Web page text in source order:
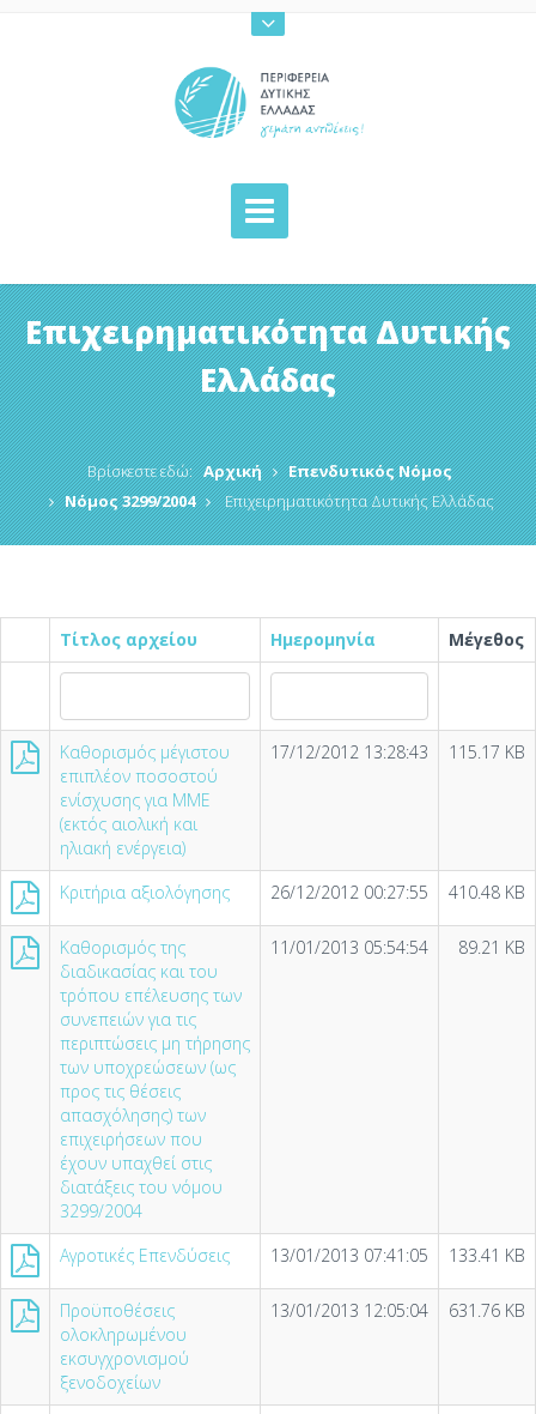
Επιχειρηματικότητα Δυτικής
Ελλάδας
Βρίσκεστε εδώ: Αρχική
Επενδυτικός Νόμος
Νόμος 3299/2004
Επιχειρηματικότητα Δυτικής Ελλάδας
Τίτλος αρχείου Ημερομηνία Μέγεθος
Καθορισμός μέγιστου
επιπλέον ποσοστού
ενίσχυσης για ΜΜΕ
(εκτός αιολική και
ηλιακή ενέργεια)
17/12/2012 13:28:43 115.17 KB
Κριτήρια αξιολόγησης 26/12/2012 00:27:55 410.48 KB
Καθορισμός της
διαδικασίας και του
τρόπου επέλευσης των
συνεπειών για τις
περιπτώσεις μη τήρησης
των υποχρεώσεων (ως
προς τις θέσεις
απασχόλησης) των
επιχειρήσεων που
έχουν υπαχθεί στις
διατάξεις του νόμου
3299/2004
11/01/2013 05:54:54 89.21 KB
Αγροτικές Επενδύσεις 13/01/2013 07:41:05 133.41 KB
Προϋποθέσεις
ολοκληρωμένου
εκσυγχρονισμού
ξενοδοχείων
13/01/2013 12:05:04 631.76 KB